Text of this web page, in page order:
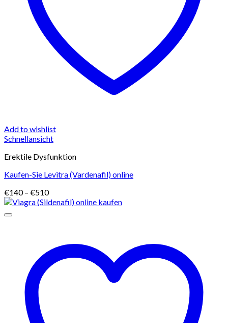
Add to wishlist
Schnellansicht
Erektile Dysfunktion
Kaufen-Sie Levitra (Vardenafil) online
€140 – €510Preisspanne:
€140